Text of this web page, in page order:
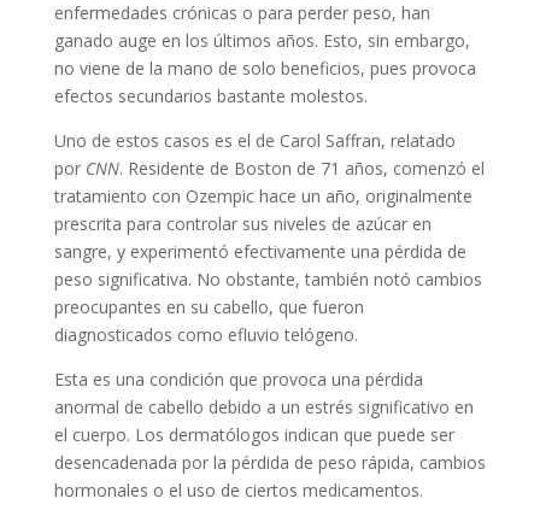
enfermedades crónicas o para perder peso, han
ganado auge en los últimos años. Esto, sin embargo,
no viene de la mano de solo beneficios, pues provoca
efectos secundarios bastante molestos.
Uno de estos casos es el de Carol Saffran, relatado
por CNN. Residente de Boston de 71 años, comenzó el
tratamiento con Ozempic hace un año, originalmente
prescrita para controlar sus niveles de azúcar en
sangre, y experimentó efectivamente una pérdida de
peso significativa. No obstante, también notó cambios
preocupantes en su cabello, que fueron
diagnosticados como efluvio telógeno.
Esta es una condición que provoca una pérdida
anormal de cabello debido a un estrés significativo en
el cuerpo. Los dermatólogos indican que puede ser
desencadenada por la pérdida de peso rápida, cambios
hormonales o el uso de ciertos medicamentos.